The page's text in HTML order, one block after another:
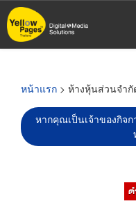
ข้าม
ไป
หน้าแรก > ห้างหุ้นส่วนจำกั
หากคุณเป็นเจ้าของกิจ